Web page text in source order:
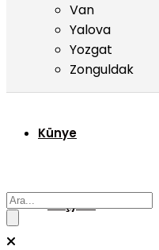
Van
Yalova
Yozgat
Zonguldak
Künye
Başyazı